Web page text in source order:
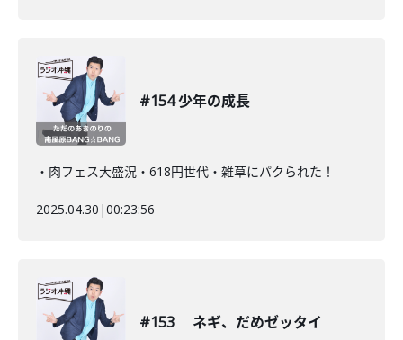
#154 少年の成長
・肉フェス大盛況・618円世代・雑草にパクられた！
2025.04.30 |00:23:56
#153 ネギ、だめゼッタイ